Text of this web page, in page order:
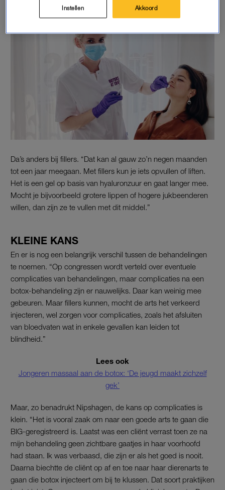
Da’s anders bij fillers. “Dat kan al gauw zo’n negen maanden
tot een jaar meegaan. Met fillers kun je iets opvullen of liften.
Het is een gel op basis van hyaluronzuur en gaat langer mee.
Mocht je bijvoorbeeld grotere lippen of hogere jukbeenderen
willen, dan zijn ze te vullen met dit middel.”
KLEINE KANS
En er is nog een belangrijk verschil tussen de behandelingen
te noemen. “Op congressen wordt verteld over eventuele
complicaties van behandelingen, maar complicaties na een
botox-behandeling zijn er nauwelijks. Daar kan weinig mee
gebeuren. Maar fillers kunnen, mocht de arts het verkeerd
injecteren, wel zorgen voor complicaties, zoals het afsluiten
van bloedvaten wat in enkele gevallen kan leiden tot
blindheid.”
Lees ook
Jongeren massaal aan de botox: ‘De jeugd maakt zichzelf
gek’
Maar, zo benadrukt Nipshagen, de kans op complicaties is
klein. “Het is vooral zaak om naar een goede arts te gaan die
BIG-geregistreerd is. Laatst was een cliënt verrast toen ze na
mijn behandeling geen zichtbare gaatjes in haar voorhoofd
had staan. Ik was verbaasd, die zijn er als het goed is nooit.
Daarna biechtte de cliënt op af en toe naar haar dierenarts te
gaan die botox injecteert om bij te klussen. Dat soort praktijken
Instellen Akkoord